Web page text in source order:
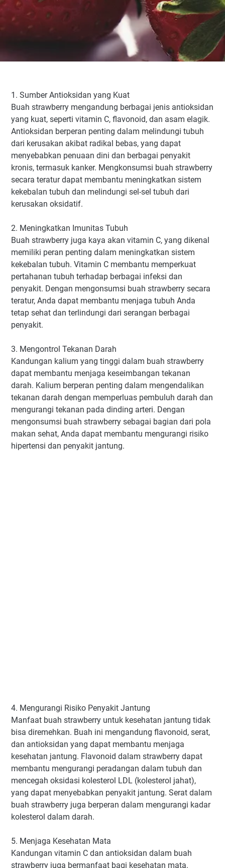
1. Sumber Antioksidan yang Kuat
Buah strawberry mengandung berbagai jenis antioksidan
yang kuat, seperti vitamin C, flavonoid, dan asam elagik.
Antioksidan berperan penting dalam melindungi tubuh
dari kerusakan akibat radikal bebas, yang dapat
menyebabkan penuaan dini dan berbagai penyakit
kronis, termasuk kanker. Mengkonsumsi buah strawberry
secara teratur dapat membantu meningkatkan sistem
kekebalan tubuh dan melindungi sel-sel tubuh dari
kerusakan oksidatif.
2. Meningkatkan Imunitas Tubuh
Buah strawberry juga kaya akan vitamin C, yang dikenal
memiliki peran penting dalam meningkatkan sistem
kekebalan tubuh. Vitamin C membantu memperkuat
pertahanan tubuh terhadap berbagai infeksi dan
penyakit. Dengan mengonsumsi buah strawberry secara
teratur, Anda dapat membantu menjaga tubuh Anda
tetap sehat dan terlindungi dari serangan berbagai
penyakit.
3. Mengontrol Tekanan Darah
Kandungan kalium yang tinggi dalam buah strawberry
dapat membantu menjaga keseimbangan tekanan
darah. Kalium berperan penting dalam mengendalikan
tekanan darah dengan memperluas pembuluh darah dan
mengurangi tekanan pada dinding arteri. Dengan
mengonsumsi buah strawberry sebagai bagian dari pola
makan sehat, Anda dapat membantu mengurangi risiko
hipertensi dan penyakit jantung.
4. Mengurangi Risiko Penyakit Jantung
Manfaat buah strawberry untuk kesehatan jantung tidak
bisa diremehkan. Buah ini mengandung flavonoid, serat,
dan antioksidan yang dapat membantu menjaga
kesehatan jantung. Flavonoid dalam strawberry dapat
membantu mengurangi peradangan dalam tubuh dan
mencegah oksidasi kolesterol LDL (kolesterol jahat),
yang dapat menyebabkan penyakit jantung. Serat dalam
buah strawberry juga berperan dalam mengurangi kadar
kolesterol dalam darah.
5. Menjaga Kesehatan Mata
Kandungan vitamin C dan antioksidan dalam buah
strawberry juga bermanfaat bagi kesehatan mata.